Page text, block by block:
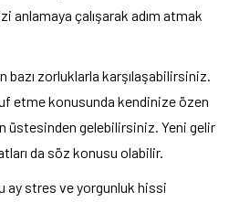
anlamaya çalışarak adım atmak
bazı zorluklarla karşılaşabilirsiniz.
etme konusunda kendinize özen
üstesinden gelebilirsiniz. Yeni gelir
da söz konusu olabilir.
ay stres ve yorgunluk hissi